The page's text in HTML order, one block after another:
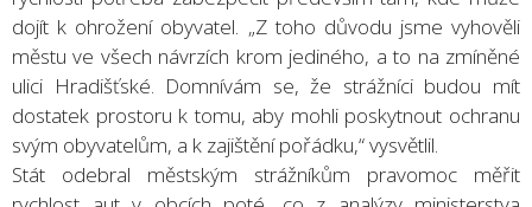
dojít k ohrožení obyvatel. „Z toho důvodu jsme vyhověli
městu ve všech návrzích krom jediného, a to na zmíněné
ulici Hradišťské. Domnívám se, že strážníci budou mít
dostatek prostoru k tomu, aby mohli poskytnout ochranu
svým obyvatelům, a k zajištění pořádku,“ vysvětlil.
Stát odebral městským strážníkům pravomoc měřit